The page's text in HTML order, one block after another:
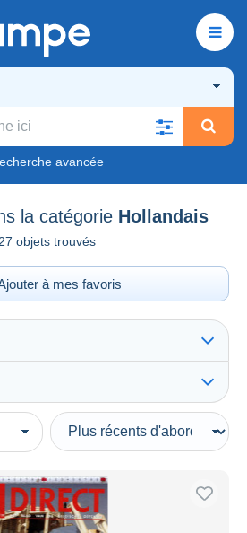
avancée
la catégorie Hollandais
27 objets trouvés
à mes favoris
Catalogues
offres
offres